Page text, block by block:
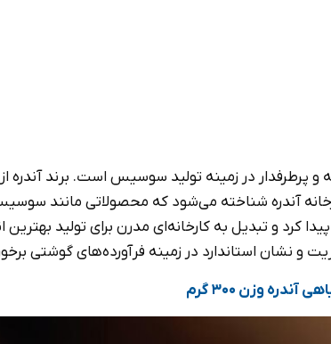
آندره شناخته می‌شود که محصولاتی مانند
کرد و تبدیل به کارخانه‌ای مدرن برای تولید
و نشان استاندارد در زمینه فرآورده‌های گوشتی
وزن 300 گرم